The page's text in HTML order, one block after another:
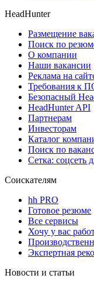
HeadHunter
Размещение
Поиск по
О компании
Наши вакансии
Реклама на
Требования к
Безопасный
HeadHunter API
Партнерам
Инвесторам
Каталог
Поиск по
Сетка: соцсеть
Соискателям
hh PRO
Готовое резюме
Все сервисы
Хочу у вас
Экспертная
Новости и статьи